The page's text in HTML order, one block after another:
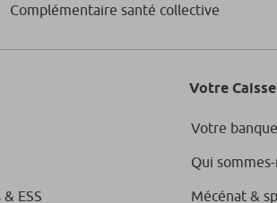
Complémentaire santé collective
ESS
Votre
Votre
Qui sommes-
Mécénat &